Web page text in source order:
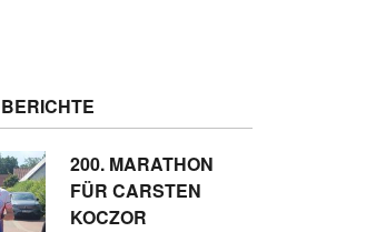
SAH SICH
KENSINGTON
UND DIE
GRUPPE IQ IN
BEI DEN HAAG
BERICHTE
200. MARATHON
FÜR CARSTEN
KOCZOR